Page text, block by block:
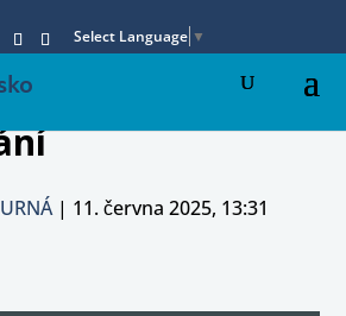
Select Language ▼
| 11. června 2025, 13:31